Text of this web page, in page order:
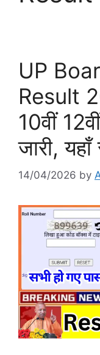
UP
Result
10वीं
जारी,
14/04/2026 by